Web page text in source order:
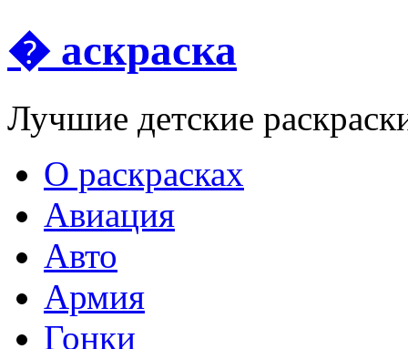
� аскраска
Лучшие детские
О раскрасках
Авиация
Авто
Армия
Гонки